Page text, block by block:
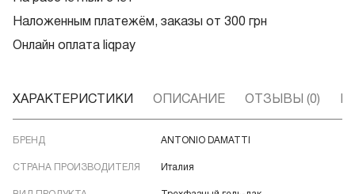
Наложенным платежём, заказы от 300 грн
Онлайн оплата liqpay
ХАРАКТЕРИСТИКИ ОПИСАНИЕ ОТЗЫВЫ (0)
БРЕНД ANTONIO DAMATTI
СТРАНА ПРОИЗВОДИТЕЛЯ Италия